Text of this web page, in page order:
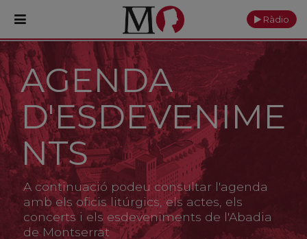
PORTADA
Monestir
Cultura
Actualitat
Fundació
Visita'ns
Ràdio
AGENDA
D'ESDEVENIME
NTS
A continuació podeu consultar l'agenda
amb els oficis litúrgics, els actes, els
concerts i els esdeveniments de l'Abadia
de Montserrat